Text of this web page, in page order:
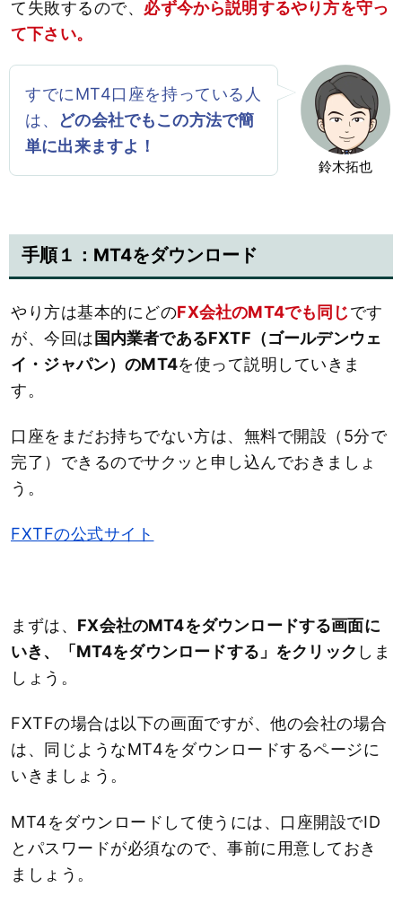
て失敗するので、 必ず今から説明するやり方を守っ
て下さい。
鈴木拓也
すでにMT4口座を持っている人
は、
どの会社でもこの方法で簡
単に出来ますよ！
手順１：MT4をダウンロード
やり方は基本的にどのFX会社のMT4でも同じです
が、今回は国内業者であるFXTF（ゴールデンウェ
イ・ジャパン）のMT4を使って説明していきま
す。
口座をまだお持ちでない方は、無料で開設（5分で
完了）できるのでサクッと申し込んでおきましょ
う。
FXTFの公式サイト
まずは、 FX会社のMT4をダウンロードする画面に
いき、「MT4をダウンロードする」をクリック しま
しょう。
FXTFの場合は以下の画面ですが、他の会社の場合
は、同じようなMT4をダウンロードするページに
いきましょう。
MT4をダウンロードして使うには、口座開設でID
とパスワードが必須なので、事前に用意しておき
ましょう。